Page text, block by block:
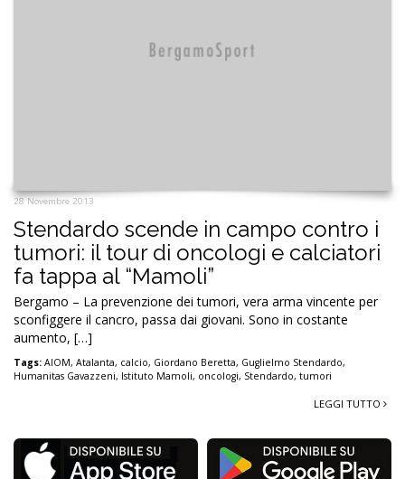
28 Novembre 2013
Stendardo scende in campo contro i
tumori: il tour di oncologi e calciatori
fa tappa al “Mamoli”
Bergamo – La prevenzione dei tumori, vera arma vincente per
sconfiggere il cancro, passa dai giovani. Sono in costante
aumento, […]
Tags: AIOM, Atalanta, calcio, Giordano Beretta, Guglielmo Stendardo,
Humanitas Gavazzeni, Istituto Mamoli, oncologi, Stendardo, tumori
LEGGI TUTTO